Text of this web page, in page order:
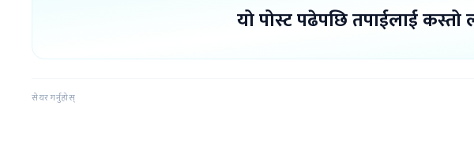
यो पोस्ट पढेपछि तपाईलाई कस्तो
सेयर गर्नुहोस्